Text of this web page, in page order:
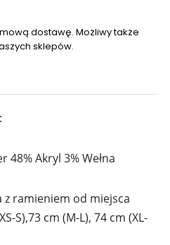
dostawę. Możliwy także
sklepów.
48% Akryl 3% Wełna
z ramieniem od miejsca
S),73 cm (M-L), 74 cm (XL-